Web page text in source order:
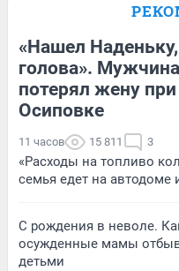
«Нашел
голова».
потерял жену
Осиповке
11 часов 15 811 3
«Расходы на топливо
семья едет на
С рождения в неволе.
осужденные мамы
детьми